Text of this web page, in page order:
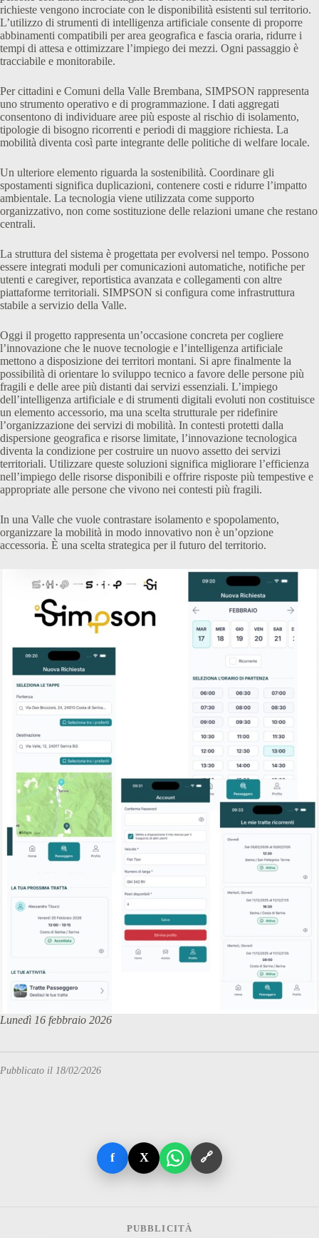
richieste vengono incrociate con le disponibilità esistenti sul territorio.
L’utilizzo di strumenti di intelligenza artificiale consente di proporre
abbinamenti compatibili per area geografica e fascia oraria, ridurre i
tempi di attesa e ottimizzare l’impiego dei mezzi. Ogni passaggio è
tracciabile e monitorabile.
Per cittadini e Comuni della Valle Brembana, SIMPSON rappresenta
uno strumento operativo e di programmazione. I dati aggregati
consentono di individuare aree più esposte al rischio di isolamento,
tipologie di bisogno ricorrenti e periodi di maggiore richiesta. La
mobilità diventa così parte integrante delle politiche di welfare locale.
Un ulteriore elemento riguarda la sostenibilità. Coordinare gli
spostamenti significa duplicazioni, contenere costi e ridurre l’impatto
ambientale. La tecnologia viene utilizzata come supporto
organizzativo, non come sostituzione delle relazioni umane che restano
centrali.
La struttura del sistema è progettata per evolversi nel tempo. Possono
essere integrati moduli per comunicazioni automatiche, notifiche per
utenti e caregiver, reportistica avanzata e collegamenti con altre
piattaforme territoriali. SIMPSON si configura come infrastruttura
stabile a servizio della Valle.
Oggi il progetto rappresenta un’occasione concreta per cogliere
l’innovazione che le nuove tecnologie e l’intelligenza artificiale
mettono a disposizione dei territori montani. Si apre finalmente la
possibilità di orientare lo sviluppo tecnico a favore delle persone più
fragili e delle aree più distanti dai servizi essenziali. L’impiego
dell’intelligenza artificiale e di strumenti digitali evoluti non costituisce
un elemento accessorio, ma una scelta strutturale per ridefinire
l’organizzazione dei servizi di mobilità. In contesti protetti dalla
dispersione geografica e risorse limitate, l’innovazione tecnologica
diventa la condizione per costruire un nuovo assetto dei servizi
territoriali. Utilizzare queste soluzioni significa migliorare l’efficienza
nell’impiego delle risorse disponibili e offrire risposte più tempestive e
appropriate alle persone che vivono nei contesti più fragili.
In una Valle che vuole contrastare isolamento e spopolamento,
organizzare la mobilità in modo innovativo non è un’opzione
accessoria. È una scelta strategica per il futuro del territorio.
Lunedì 16 febbraio 2026
Pubblicato il 18/02/2026
f X 🔗
PUBBLICITÀ